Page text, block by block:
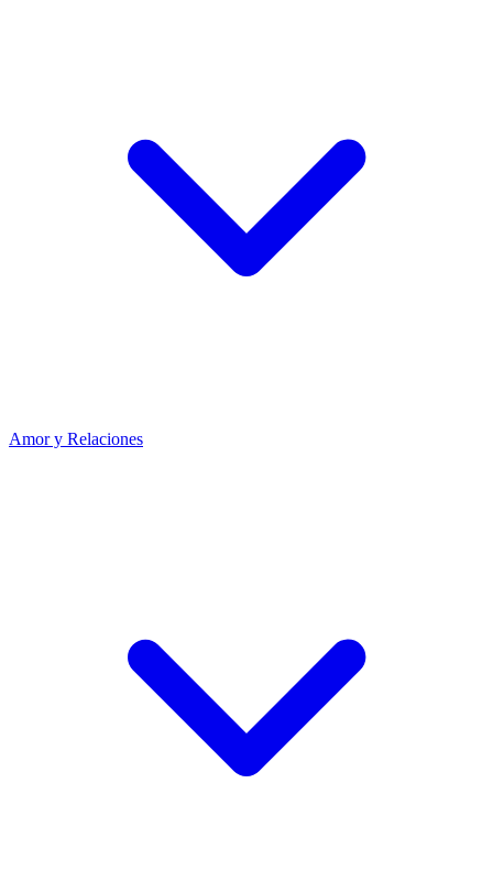
Amor y Relaciones